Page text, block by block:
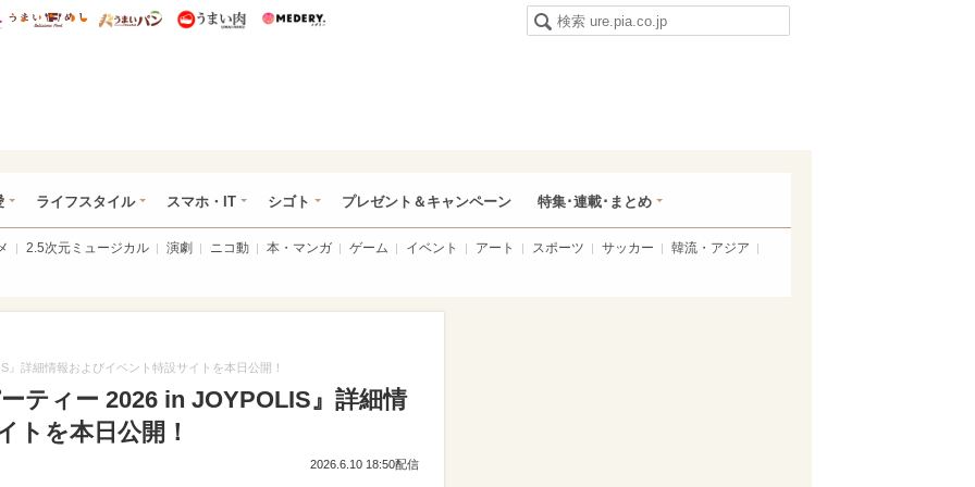
研 ディズニー特集
mimot. うまいめし うまいパン うまい肉
ライフスタイル スマホ・IT シゴト プレゼント＆キャンペーン 特集･連載･まとめ
2.5次元ミュージカル 演劇 ニコ動 本・マンガ ゲーム イベント アート スポーツ サッカー 韓流・アジア
詳細情報およびイベント特設サイトを本日公開！
ティー 2026 in JOYPOLIS』詳細情
トを本日公開！
2026.6.10 18:50配信